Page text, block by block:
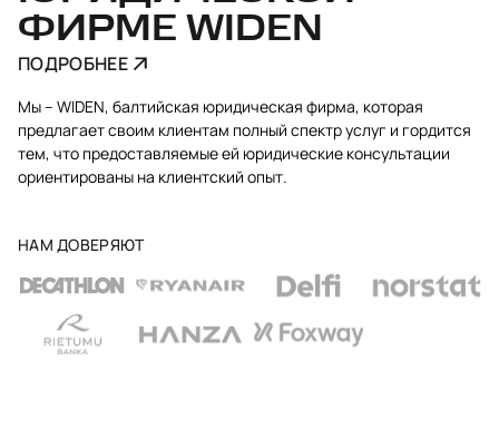
ФИРМЕ WIDEN
ПОДРОБНЕЕ
Мы – WIDEN, балтийская юридическая фирма, которая
предлагает своим клиентам полный спектр услуг и гордится
тем, что предоставляемые ей юридические консультации
ориентированы на клиентский опыт.
НАМ ДОВЕРЯЮТ